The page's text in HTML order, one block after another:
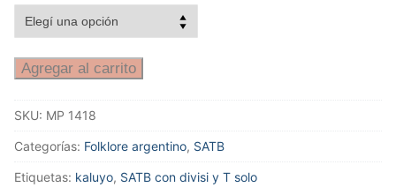
Agregar al carrito
SKU: MP 1418
Categorías: Folklore argentino, SATB
Etiquetas: kaluyo, SATB con divisi y T solo